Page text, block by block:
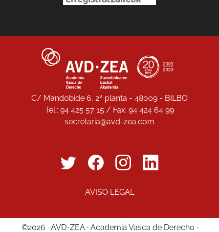
C/ Mandobide 6, 2ª planta - 48009 - BILBO
Tel.: 94 425 57 15 / Fax: 94 424 64 99
secretaria@avd-zea.com
AVISO LEGAL
©2026 · AVD-ZEA · Academia Vasca de Derecho ·